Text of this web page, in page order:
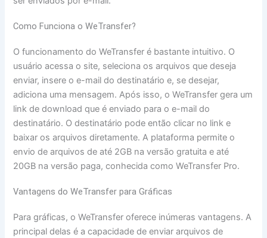
Como Funciona o WeTransfer?
O funcionamento do WeTransfer é bastante intuitivo. O
usuário acessa o site, seleciona os arquivos que deseja
enviar, insere o e-mail do destinatário e, se desejar,
adiciona uma mensagem. Após isso, o WeTransfer gera um
link de download que é enviado para o e-mail do
destinatário. O destinatário pode então clicar no link e
baixar os arquivos diretamente. A plataforma permite o
envio de arquivos de até 2GB na versão gratuita e até
20GB na versão paga, conhecida como WeTransfer Pro.
Vantagens do WeTransfer para Gráficas
Para gráficas, o WeTransfer oferece inúmeras vantagens. A
principal delas é a capacidade de enviar arquivos de